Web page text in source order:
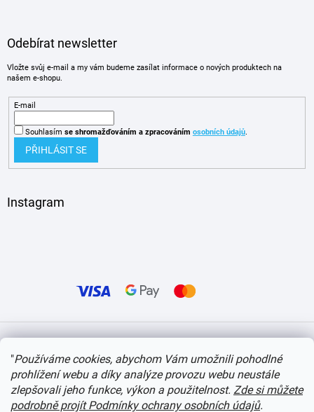
"Používáme cookies, abychom Vám umožnili pohodlné
prohlížení webu a díky analýze provozu webu neustále
zlepšovali jeho funkce, výkon a použitelnost. Zde si můžete
podrobně projít Podmínky ochrany osobních údajů.
Odebírat newsletter
Vložte svůj e-mail a my vám budeme zasílat informace o nových produktech na
našem e-shopu.
E-mail
Souhlasím se shromažďováním a zpracováním osobních údajů.
PŘIHLÁSIT SE
Instagram
Copyright 2026itvlaky.cz . Všechna práva vyhrazena. Upravit nastavení cookies